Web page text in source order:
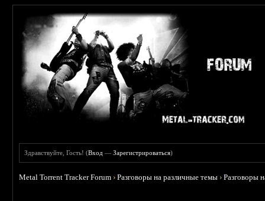
Здравствуйте, Гость! (Вход —Зарегистрироваться)
Metal Torrent Tracker Forum ›Разговоры на различные темы ›Разговоры